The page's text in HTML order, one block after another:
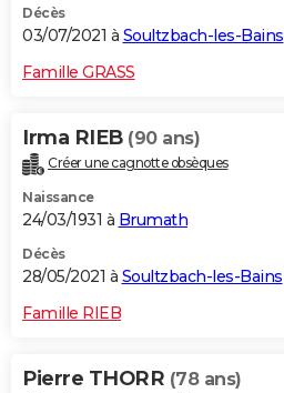
Décès
03/07/2021 à Soultzbach-les-Bains
Famille GRASS
Irma RIEB (90 ans)
Créer une cagnotte obsèques
Naissance
24/03/1931 à Brumath
Décès
28/05/2021 à Soultzbach-les-Bains
Famille RIEB
Pierre THORR (78 ans)